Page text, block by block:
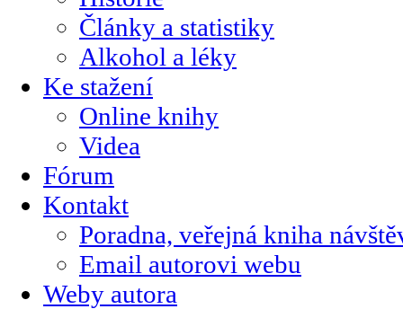
Články a statistiky
Alkohol a léky
Ke stažení
Online knihy
Videa
Fórum
Kontakt
Poradna, veřejná kniha
Email autorovi webu
Weby autora